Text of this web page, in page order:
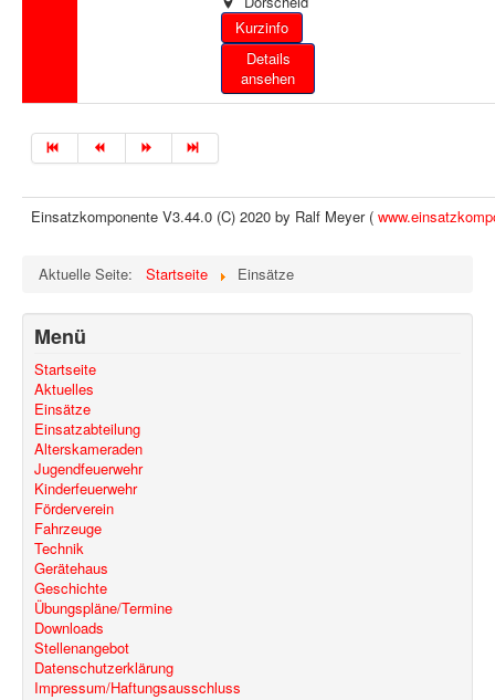
Details
ansehen
Einsatzkomponente V3.44.0 (C) 2020 by Ralf Meyer (
Aktuelle Seite: Startseite Einsätze
Menü
Startseite
Aktuelles
Einsätze
Einsatzabteilung
Alterskameraden
Jugendfeuerwehr
Kinderfeuerwehr
Förderverein
Fahrzeuge
Technik
Gerätehaus
Geschichte
Übungspläne/Termine
Downloads
Stellenangebot
Datenschutzerklärung
Impressum/Haftungsausschluss